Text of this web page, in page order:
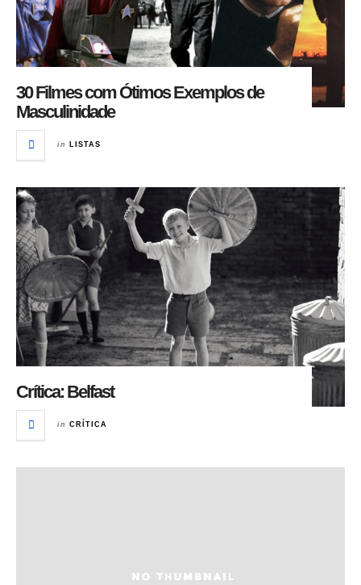
30 Filmes com Ótimos Exemplos de
Masculinidade
in LISTAS
Crítica: Belfast
in CRÍTICA